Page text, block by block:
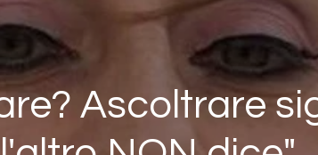
Ascoltrare